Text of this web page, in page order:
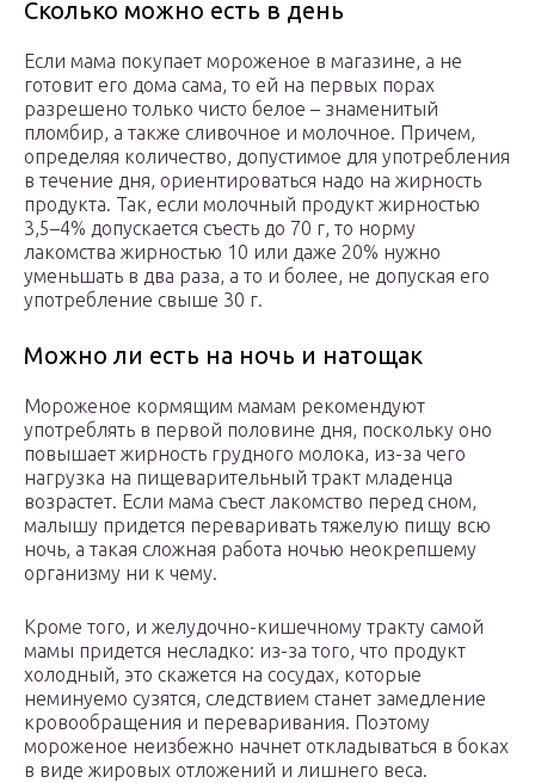
Сколько можно есть в день
Если мама покупает мороженое в магазине, а не
готовит его дома сама, то ей на первых порах
разрешено только чисто белое – знаменитый
пломбир, а также сливочное и молочное. Причем,
определяя количество, допустимое для употребления
в течение дня, ориентироваться надо на жирность
продукта. Так, если молочный продукт жирностью
3,5–4% допускается съесть до 70 г, то норму
лакомства жирностью 10 или даже 20% нужно
уменьшать в два раза, а то и более, не допуская его
употребление свыше 30 г.
Можно ли есть на ночь и натощак
Мороженое кормящим мамам рекомендуют
употреблять в первой половине дня, поскольку оно
повышает жирность грудного молока, из-за чего
нагрузка на пищеварительный тракт младенца
возрастет. Если мама съест лакомство перед сном,
малышу придется переваривать тяжелую пищу всю
ночь, а такая сложная работа ночью неокрепшему
организму ни к чему.
Кроме того, и желудочно-кишечному тракту самой
мамы придется несладко: из-за того, что продукт
холодный, это скажется на сосудах, которые
неминуемо сузятся, следствием станет замедление
кровообращения и переваривания. Поэтому
мороженое неизбежно начнет откладываться в боках
в виде жировых отложений и лишнего веса.